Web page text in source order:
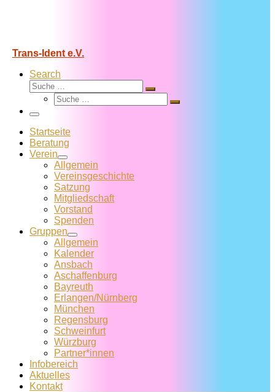
Trans-Ident e.V.
Search
Suche
Suche
Suche
Suche
Menü
Startseite
Beratung
Verein
Allgemein
Vereins­geschichte
Satzung
Mitglied­schaft
Vorstand
Spenden
Gruppen
Allgemein
Kalender
Ansbach
Aschaffenburg
Bayreuth
Erlangen/Nürnberg
München
Regensburg
Schweinfurt
Würzburg
Partner*innen
Infobereich
Aktuelles
Kontakt